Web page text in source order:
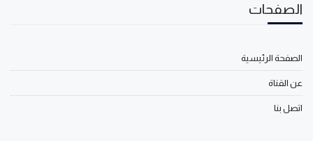
الصفحات
الصفحة الرئيسية
عن القناة
اتصل بنا